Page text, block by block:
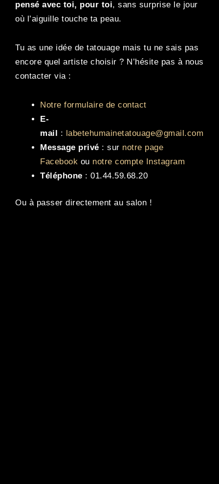
pensé avec toi, pour toi, sans surprise le jour
où l’aiguille touche ta peau.
Tu as une idée de tatouage mais tu ne sais pas
encore quel artiste choisir ? N’hésite pas à nous
contacter via :
Notre formulaire de contact
E-
mail
: labetehumainetatouage@gmail.com
Message privé : sur notre page
Facebook ou notre compte Instagram
Téléphone : 01.44.59.68.20
Ou à passer directement au salon !